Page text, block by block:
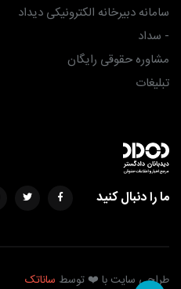
سامانه دبیرخانه الکترونیکی دیداد
- سداد
مشاوره حقوقی رایگان
تبلیغات
ما را دنبال کنید
طراحی سایت با ❤️ توسط ساناتک